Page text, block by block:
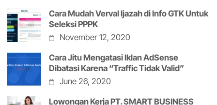
Cara Mudah Verval Ijazah di Info GTK Untuk
Seleksi PPPK
November 12, 2020
Cara Jitu Mengatasi Iklan AdSense
Dibatasi Karena “Traffic Tidak Valid”
June 26, 2020
Lowongan Kerja PT. SMART BUSINESS